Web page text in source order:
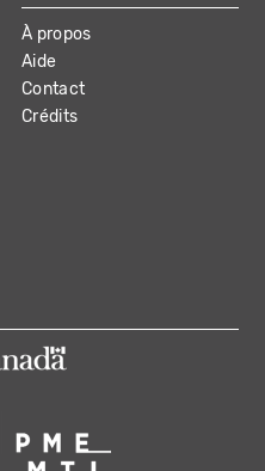
À propos
Aide
Contact
Crédits